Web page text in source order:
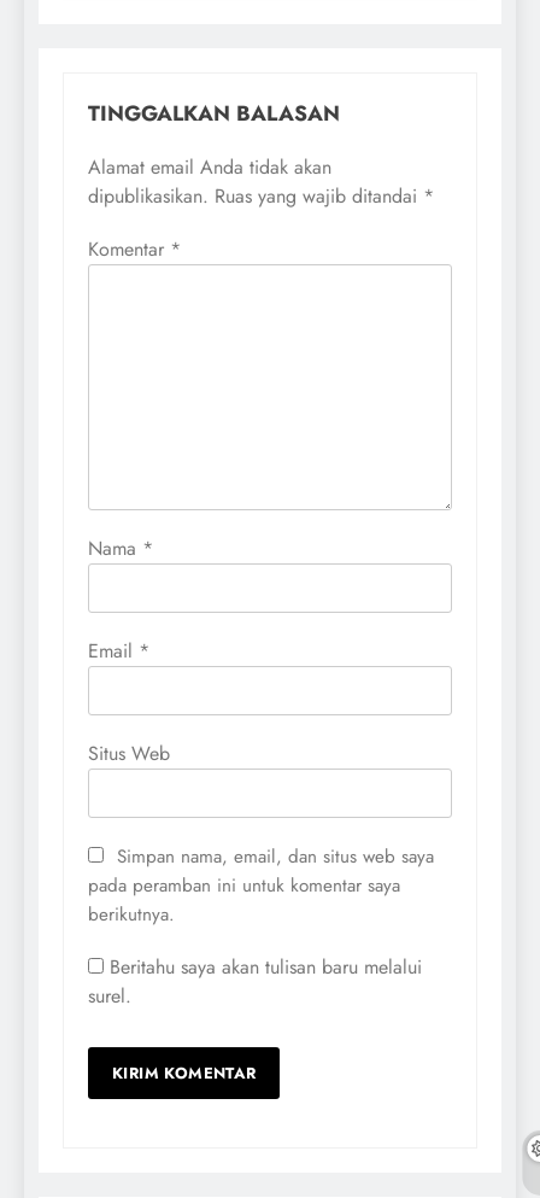
TINGGALKAN BALASAN
Alamat email Anda tidak akan
dipublikasikan. Ruas yang wajib ditandai *
Komentar *
Nama *
Email *
Situs Web
Simpan nama, email, dan situs web saya
pada peramban ini untuk komentar saya
berikutnya.
Beritahu saya akan tulisan baru melalui
surel.